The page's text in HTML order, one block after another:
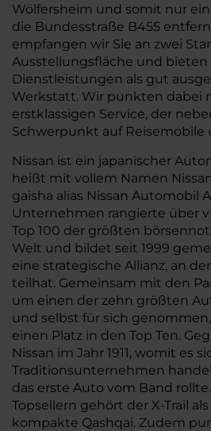
Wölfersheim und somit nur
die Bundesstraße B455
empfangen wir Sie an zwei
Ausstellungsfläche und
Dienstleistungen als gut
Werkstatt. Wir punkten dabei
erstklassigen Service, der
Schwerpunkt auf Reisemobile
Nissan ist ein japanischer
heißt mit vollem Namen
gaisha alias Nissan Automobil
Unternehmen rangierte über
Top 100 der größten
Welt und bildet seit 1999
eine strategische Allianz, an
teilhat. Gemeinsam mit den
um einen der zehn größten
und selbst für sich
einen Platz in den Top Ten.
Nissan im Jahr 1911, womit es
Traditionsunternehmen
das erste Auto vom Band
Topsellern gehört der X-Trail
kompakte Qashqai. Zudem